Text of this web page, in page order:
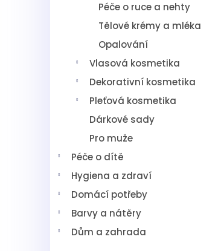
Péče o ruce a nehty
Tělové krémy a mléka
Opalování
Vlasová kosmetika
Dekorativní kosmetika
Pleťová kosmetika
Dárkové sady
Pro muže
Péče o dítě
Hygiena a zdraví
Domácí potřeby
Barvy a nátěry
Dům a zahrada